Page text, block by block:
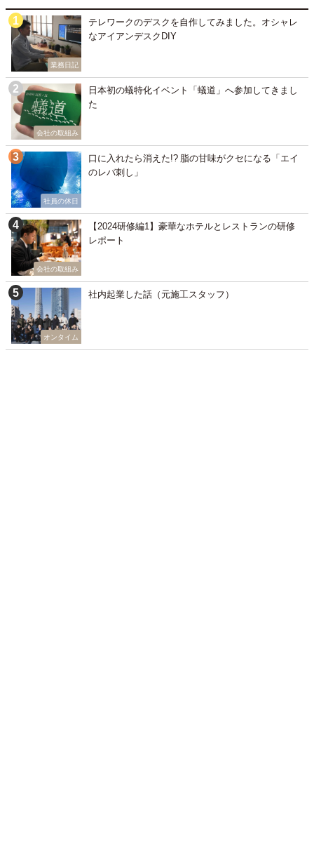
業務日記
テレワークのデスクを自作してみました。オシャレ
なアイアンデスクDIY
会社の取組み
日本初の蟻特化イベント「蟻道」へ参加してきまし
た
社員の休日
口に入れたら消えた!? 脂の甘味がクセになる「エイ
のレバ刺し」
会社の取組み
【2024研修編1】豪華なホテルとレストランの研修
レポート
オンタイム
社内起業した話（元施工スタッフ）